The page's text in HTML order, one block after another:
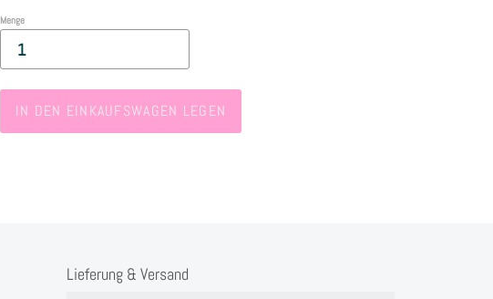
Menge
IN DEN EINKAUFSWAGEN LEGEN
Lieferung & Versand